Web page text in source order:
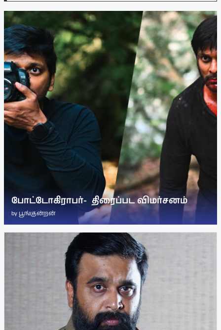
போட்டோகிராபர்- ‌ திரைப்பட விமர்சனம்
by பூங்குன்றன்